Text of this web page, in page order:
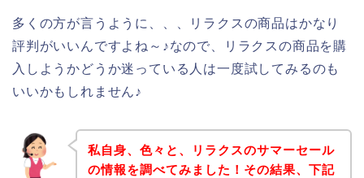
多くの方が言うように、、、リラクスの商品はかなり
評判がいいんですよね～♪なので、リラクスの商品を購
入しようかどうか迷っている人は一度試してみるのも
いいかもしれません♪
私自身、色々と、リラクスのサマーセール
の情報を調べてみました！その結果、下記